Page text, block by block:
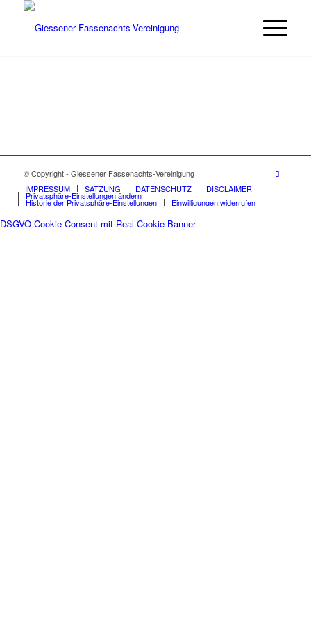
© Copyright - Giessener Fassenachts-Vereinigung
IMPRESSUM
SATZUNG DATENSCHUTZ DISCLAIMER
Privatsphäre-Einstellungen ändern
Historie der Privatsphäre-Einstellungen Einwilligungen widerrufen
DSGVO Cookie Consent mit Real Cookie Banner